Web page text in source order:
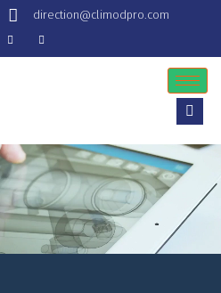
direction@climodpro.com